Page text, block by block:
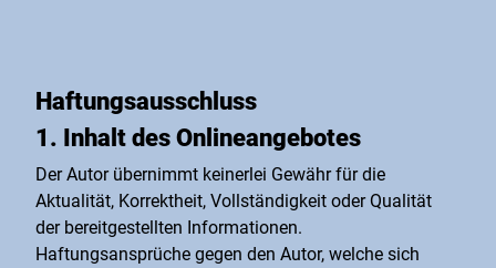
Haftungsausschluss
1. Inhalt des Onlineangebotes
Der Autor übernimmt keinerlei Gewähr für die
Aktualität, Korrektheit, Vollständigkeit oder Qualität
der bereitgestellten Informationen.
Haftungsansprüche gegen den Autor, welche sich